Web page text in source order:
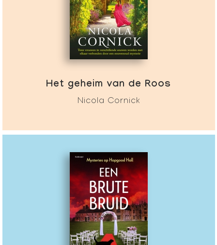
Het geheim van de Roos
Nicola Cornick